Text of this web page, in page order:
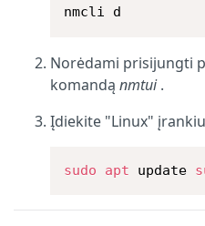
nmcli d
Norėdami prisijungti
komandą nmtui.
Įdiekite "Linux"
sudo apt update